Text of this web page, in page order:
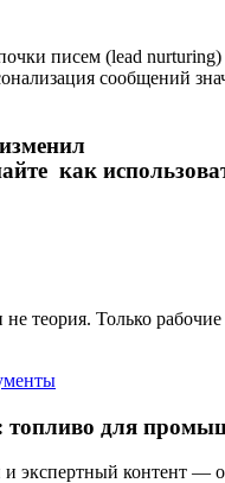
писем (lead
сообщений
как
теория. Только
топливо для
экспертный контент —